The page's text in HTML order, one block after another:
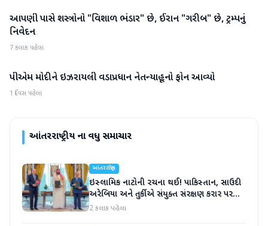
આંતરરાષ્ટ્રીય
આપણી પાસે શસ્ત્રોનો "વિશાળ ભંડાર" છે, ઈરાન "ગરીબ" છે, ટ્રમ્પનું
નિવેદન
7 કલાક પહેલા
આંતરરાષ્ટ્રીય
પીએમ મોદીને ઇઝરાયલી વડાપ્રધાન નેતન્યાહૂનો ફોન આવ્યો
1 દિવસ પહેલા
આંતરરાષ્ટ્રીયના વધુ સમાચાર
આંતરરાષ્ટ્રીય
ઇસ્લામિક નાટોની રચના થઈ! પાકિસ્તાન, સાઉદી
અરેબિયા અને તુર્કીએ સંયુક્ત સંરક્ષણ કરાર પર
હસ્તાક્ષર
2 કલાક પહેલા